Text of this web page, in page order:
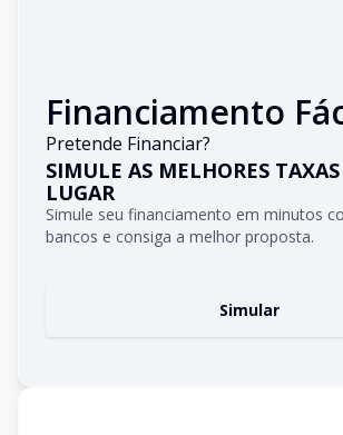
Financiamento
Pretende Financiar?
SIMULE AS MELHORES
LUGAR
Simule seu financiamento em minutos
bancos e consiga a melhor proposta.
Simular